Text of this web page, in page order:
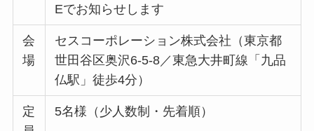
Eでお知らせします
会
場
セスコーポレーション株式会社（東京都
世田谷区奥沢6-5-8／東急大井町線「九品
仏駅」徒歩4分）
定
5名様（少人数制・先着順）